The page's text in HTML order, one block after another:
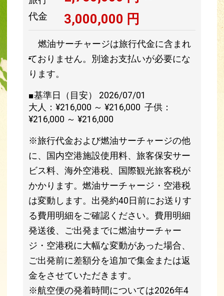
代金
3,000,000 円
燃油サーチャージは旅行代金に含まれ
ておりません。別途お支払いが必要にな
ります。
■基準日（目安） 2026/07/01
大人：¥216,000 ～ ¥216,000 子供：
¥216,000 ～ ¥216,000
※旅行代金および燃油サーチャージの他
に、国内空港施設使用料、旅客保安サー
ビス料、海外空港税、国際観光旅客税が
かかります。燃油サーチャージ・空港税
は変動します。出発約40日前にお送りす
る費用明細をご確認ください。費用明細
発送後、ご出発までに燃油サーチャー
ジ・空港税に大幅な変動があった場合、
ご出発前に差額分を追加で集金または返
金をさせていただきます。
※航空便の発着時間については2026年4